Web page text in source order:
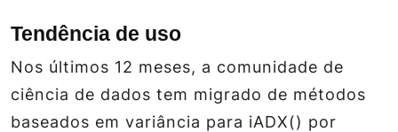
Tendência de uso
Nos últimos 12 meses, a comunidade de
ciência de dados tem migrado de métodos
baseados em variância para iADX() por